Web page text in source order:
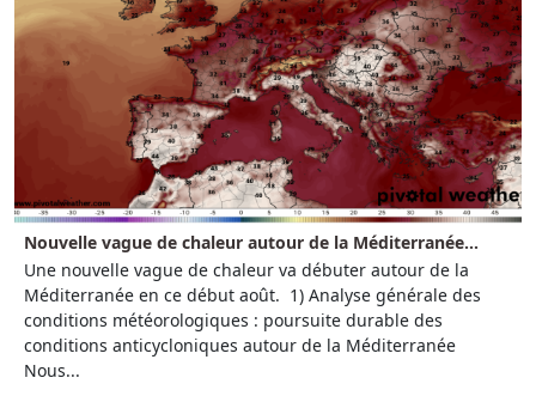
Nouvelle vague de chaleur autour de la Méditerranée...
Une nouvelle vague de chaleur va débuter autour de la
Méditerranée en ce début août. 1) Analyse générale des
conditions météorologiques : poursuite durable des
conditions anticycloniques autour de la Méditerranée
Nous...